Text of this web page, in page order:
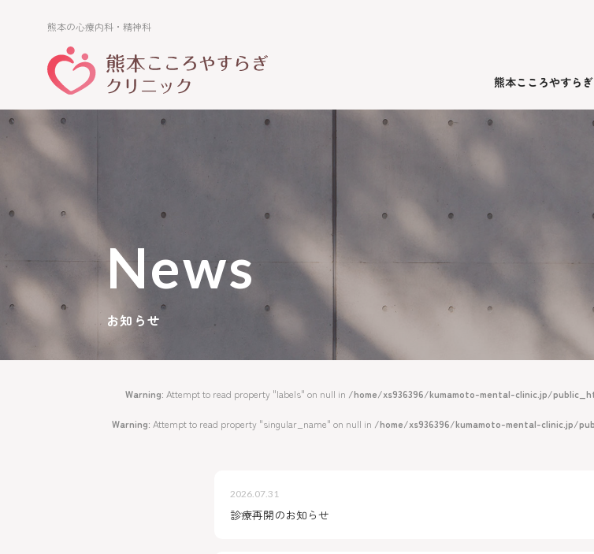
熊本の心療内科・精神科
熊本こころやすら
News
お知らせ
Warning: Attempt to read property "labels" on null in /home/xs936396/kumamoto-mental-clinic.jp/
Warning: Attempt to read property "singular_name" on null in /home/xs936396/kumamoto-mental-clinic.jp/
2026.07.31
診療再開のお知らせ
熊本の心療内科・精神科